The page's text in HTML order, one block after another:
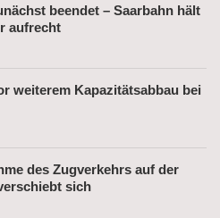
beendet – Saarbahn hält
aufrecht
weiterem Kapazitätsabbau bei
des Zugverkehrs auf der
sich